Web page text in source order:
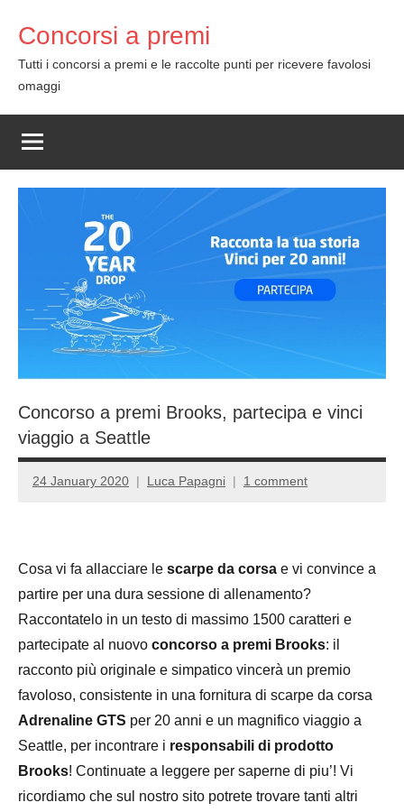
content
Concorsi a premi
Tutti i concorsi a premi e le raccolte punti per ricevere favolosi
omaggi
Concorso a premi Brooks, partecipa e vinci
viaggio a Seattle
24 January 2020 Luca Papagni 1 comment
Cosa vi fa allacciare le scarpe da corsa e vi convince a
partire per una dura sessione di allenamento?
Raccontatelo in un testo di massimo 1500 caratteri e
partecipate al nuovo concorso a premi Brooks: il
racconto più originale e simpatico vincerà un premio
favoloso, consistente in una fornitura di scarpe da corsa
Adrenaline GTS per 20 anni e un magnifico viaggio a
Seattle, per incontrare i responsabili di prodotto
Brooks! Continuate a leggere per saperne di piu’! Vi
ricordiamo che sul nostro sito potrete trovare tanti altri